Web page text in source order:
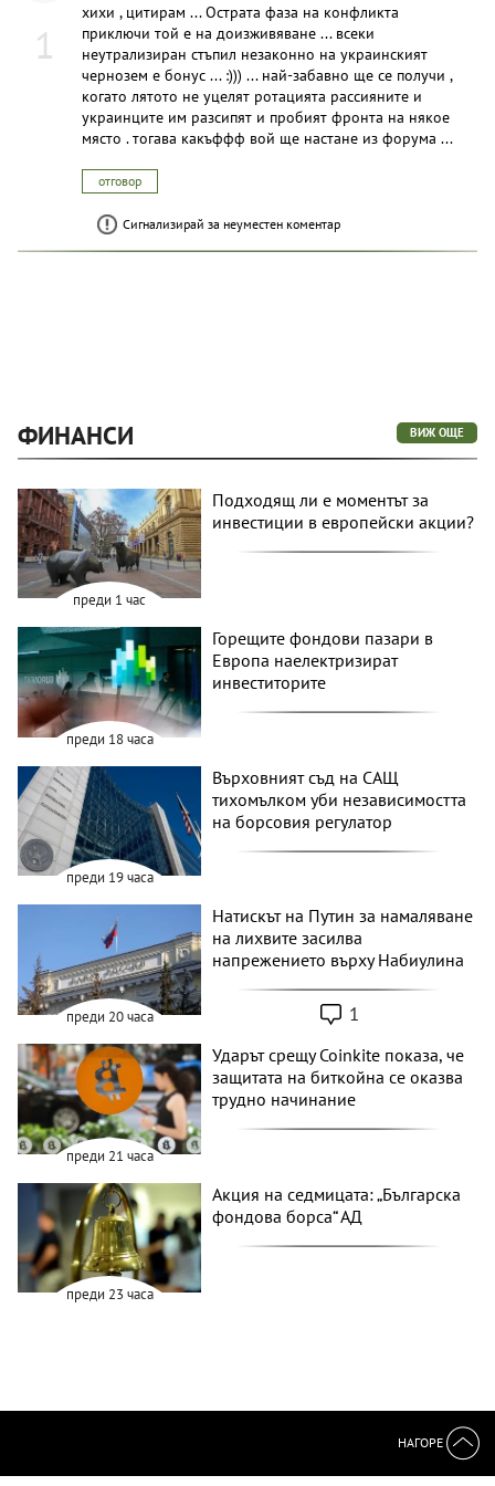
1
хихи , цитирам ... Острата фаза на конфликта
приключи той е на доизживяване ... всеки
неутрализиран стъпил незаконно на украинският
чернозем е бонус ... :))) ... най-забавно ще се получи ,
когато лятото не уцелят ротацията рассияните и
украинците им разсипят и пробият фронта на някое
място . тогава какъффф вой ще настане из форума ...
отговор
Сигнализирай за неуместен коментар
ФИНАНСИ ВИЖ ОЩЕ
преди 1 час
Подходящ ли е моментът за
инвестиции в европейски акции?
преди 18 часа
Горещите фондови пазари в
Европа наелектризират
инвеститорите
преди 19 часа
Върховният съд на САЩ
тихомълком уби независимостта
на борсовия регулатор
преди 20 часа
Натискът на Путин за намаляване
на лихвите засилва
напрежението върху Набиулина
1
преди 21 часа
Ударът срещу Coinkite показа, че
защитата на биткойна се оказва
трудно начинание
преди 23 часа
Акция на седмицата: „Българска
фондова борса“ АД
НАГОРЕ